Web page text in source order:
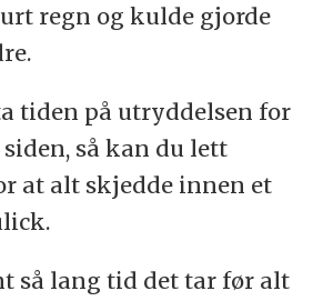
regn og kulde gjorde
tiden på utryddelsen for
så kan du lett
at alt skjedde innen et
så lang tid det tar før alt